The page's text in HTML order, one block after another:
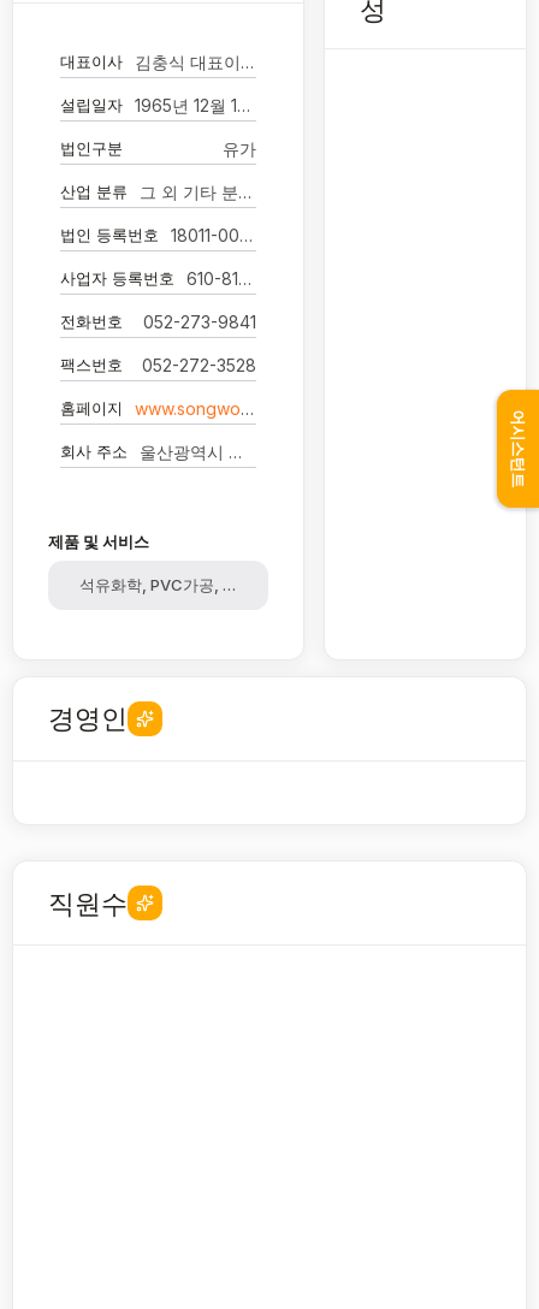
대표이사 김충식 대표이사
설립일자 1965년 12월 15일
법인구분 유가
산업 분류 그 외 기타 분류 안된 화학제품 제조업
법인 등록번호 18011-0000636
사업자 등록번호 610-81-07100
전화번호 052-273-9841
팩스번호 052-272-3528
홈페이지 www.songwon.com
회사 주소 울산광역시 남구 장생포로 83
제품 및 서비스
석유화학, PVC가공, 폴리머안정제, 연료및윤활유첨가제, 코팅제
성
경영인
직원수
어시스턴트